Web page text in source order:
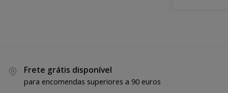
Frete grátis disponível
para encomendas superiores a 90 euros